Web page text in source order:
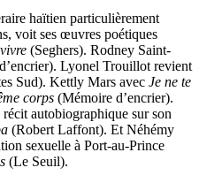
haïtien particulièrement
voit ses œuvres poétiques
(Seghers). Rodney Saint-
Lyonel Trouillot revient
Sud). Kettly Mars avec Je ne te
corps (Mémoire d’encrier).
autobiographique sur son
(Robert Laffont). Et Néhémy
sexuelle à Port-au-Prince
(Le Seuil).